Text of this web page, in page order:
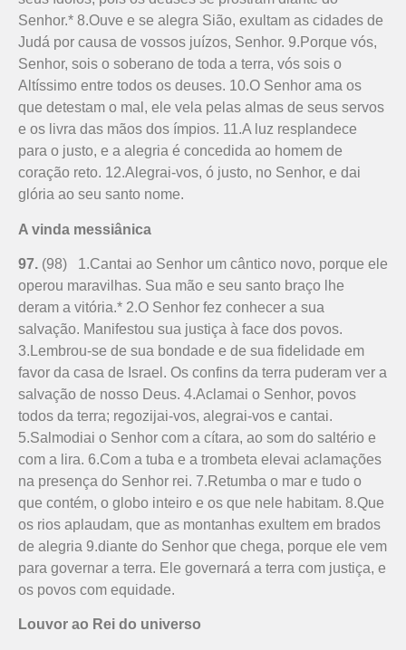
Senhor.* 8.Ouve e se alegra Sião, exultam as cidades de
Judá por causa de vossos juízos, Senhor. 9.Porque vós,
Senhor, sois o soberano de toda a terra, vós sois o
Altíssimo entre todos os deuses. 10.O Senhor ama os
que detestam o mal, ele vela pelas almas de seus servos
e os livra das mãos dos ímpios. 11.A luz resplandece
para o justo, e a alegria é concedida ao homem de
coração reto. 12.Alegrai-vos, ó justo, no Senhor, e dai
glória ao seu santo nome.
A vinda messiânica
97. (98) 1.Cantai ao Senhor um cântico novo, porque ele
operou maravilhas. Sua mão e seu santo braço lhe
deram a vitória.* 2.O Senhor fez conhecer a sua
salvação. Manifestou sua justiça à face dos povos.
3.Lembrou-se de sua bondade e de sua fidelidade em
favor da casa de Israel. Os confins da terra puderam ver a
salvação de nosso Deus. 4.Aclamai o Senhor, povos
todos da terra; regozijai-vos, alegrai-vos e cantai.
5.Salmodiai o Senhor com a cítara, ao som do saltério e
com a lira. 6.Com a tuba e a trombeta elevai aclamações
na presença do Senhor rei. 7.Retumba o mar e tudo o
que contém, o globo inteiro e os que nele habitam. 8.Que
os rios aplaudam, que as montanhas exultem em brados
de alegria 9.diante do Senhor que chega, porque ele vem
para governar a terra. Ele governará a terra com justiça, e
os povos com equidade.
Louvor ao Rei do universo